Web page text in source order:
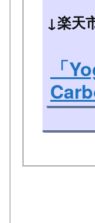
↓楽天
「